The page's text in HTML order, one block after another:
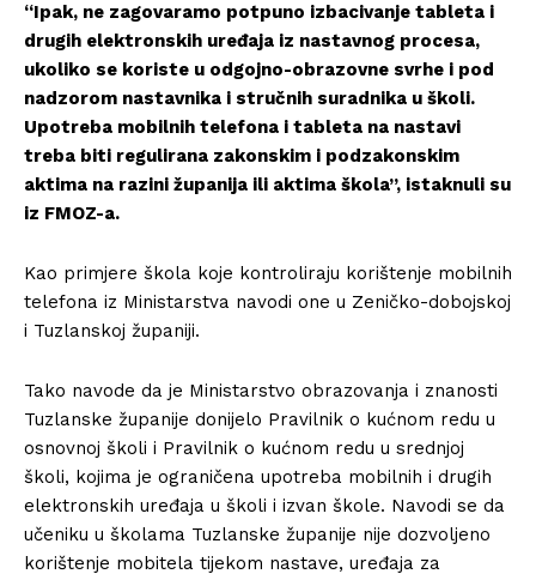
“Ipak, ne zagovaramo potpuno izbacivanje tableta i
drugih elektronskih uređaja iz nastavnog procesa,
ukoliko se koriste u odgojno-obrazovne svrhe i pod
nadzorom nastavnika i stručnih suradnika u školi.
Upotreba mobilnih telefona i tableta na nastavi
treba biti regulirana zakonskim i podzakonskim
aktima na razini županija ili aktima škola”, istaknuli su
iz FMOZ-a.
Kao primjere škola koje kontroliraju korištenje mobilnih
telefona iz Ministarstva navodi one u Zeničko-dobojskoj
i Tuzlanskoj županiji.
Tako navode da je Ministarstvo obrazovanja i znanosti
Tuzlanske županije donijelo Pravilnik o kućnom redu u
osnovnoj školi i Pravilnik o kućnom redu u srednjoj
školi, kojima je ograničena upotreba mobilnih i drugih
elektronskih uređaja u školi i izvan škole. Navodi se da
učeniku u školama Tuzlanske županije nije dozvoljeno
korištenje mobitela tijekom nastave, uređaja za